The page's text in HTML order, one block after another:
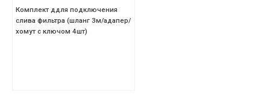
Комплект ддля подключения
слива фильтра (шланг 3м/адапер/
хомут с ключом 4шт)